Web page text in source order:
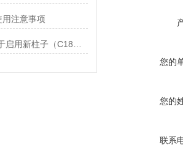
注意事项
您的
您的
联系